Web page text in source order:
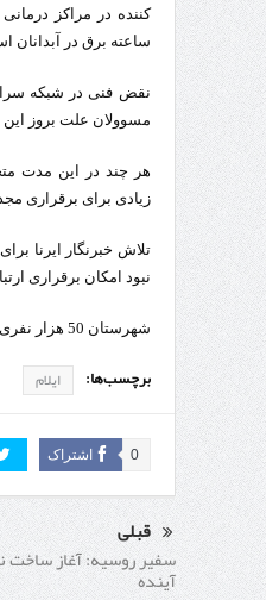
ساعته برق در آبدانان
نقض فنی در شبکه
مسوولان علت بروز
هر چند در این مدت
زیادی برای برقراری
تلاش خبرنگار ایرنا
نبود امکان برقراری
شهرستان 50 هزار نفری آبدانان در 164 کیلومتری جنوب ایلام قرار دارد.
برچسب‌ها: ایلام
اشتراک 0
قبلی
آینده